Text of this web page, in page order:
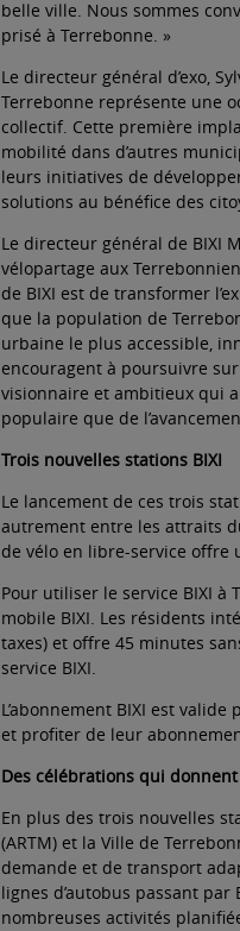
belle ville. Nous sommes
prisé à Terrebonne. »
Le directeur général d’exo,
Terrebonne représente une
collectif. Cette première
mobilité dans d’autres
leurs initiatives de
solutions au bénéfice des
Le directeur général de BIXI
vélopartage aux
de BIXI est de transformer
que la population de
urbaine le plus accessible,
encouragent à poursuivre
visionnaire et ambitieux qui
populaire que de
Trois nouvelles stations BIXI
Le lancement de ces trois
autrement entre les attraits
de vélo en libre-service
Pour utiliser le service BIXI à
mobile BIXI. Les résidents
taxes) et offre 45 minutes
service BIXI.
L’abonnement BIXI est
et profiter de leur
Des célébrations qui
En plus des trois nouvelles
(ARTM) et la Ville de
demande et de transport
lignes d’autobus passant
nombreuses activités